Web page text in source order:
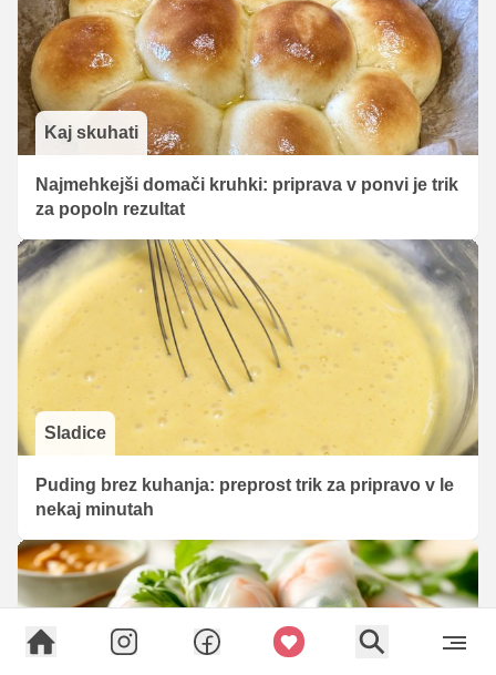
Kaj skuhati
Najmehkejši domači kruhki: priprava v ponvi je trik
za popoln rezultat
Sladice
Puding brez kuhanja: preprost trik za pripravo v le
nekaj minutah